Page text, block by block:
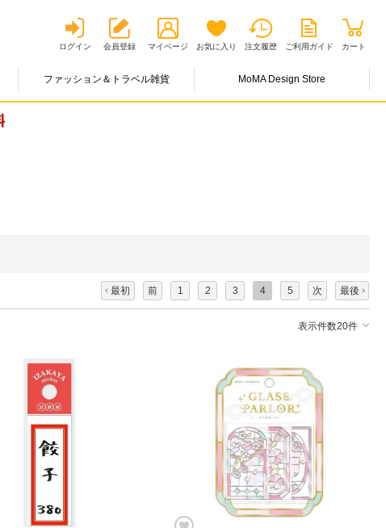
ログイン 会員登録 マイページ お気に入り 注文履歴 ご利用ガイド カート
ファッション＆トラベル雑貨 MoMA Design Store
最初 前 1 2 3 4 5 次 最後
表示件数20件